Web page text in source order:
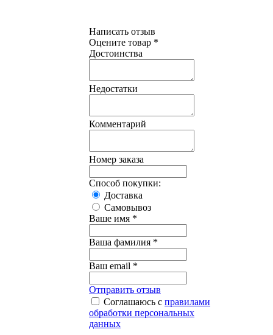
Написать отзыв
Оцените товар *
Достоинства
Недостатки
Комментарий
Номер заказа
Способ покупки:
Доставка
Самовывоз
Ваше имя *
Ваша фамилия *
Ваш email *
Отправить отзыв
Соглашаюсь с правилами
обработки персональных
данных